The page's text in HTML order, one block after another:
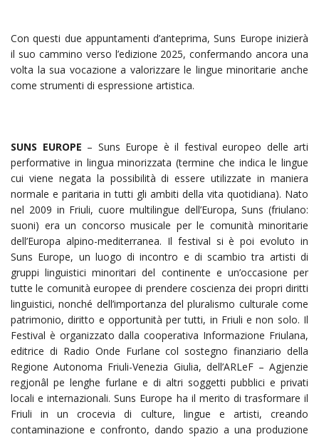
Con questi due appuntamenti d’anteprima, Suns Europe inizierà
il suo cammino verso l’edizione 2025, confermando ancora una
volta la sua vocazione a valorizzare le lingue minoritarie anche
come strumenti di espressione artistica.
SUNS EUROPE – Suns Europe è il festival europeo delle arti
performative in lingua minorizzata (termine che indica le lingue
cui viene negata la possibilità di essere utilizzate in maniera
normale e paritaria in tutti gli ambiti della vita quotidiana). Nato
nel 2009 in Friuli, cuore multilingue dell’Europa, Suns (friulano:
suoni) era un concorso musicale per le comunità minoritarie
dell’Europa alpino-mediterranea. Il festival si è poi evoluto in
Suns Europe, un luogo di incontro e di scambio tra artisti di
gruppi linguistici minoritari del continente e un’occasione per
tutte le comunità europee di prendere coscienza dei propri diritti
linguistici, nonché dell’importanza del pluralismo culturale come
patrimonio, diritto e opportunità per tutti, in Friuli e non solo. Il
Festival è organizzato dalla cooperativa Informazione Friulana,
editrice di Radio Onde Furlane col sostegno finanziario della
Regione Autonoma Friuli-Venezia Giulia, dell’ARLeF – Agjenzie
regjonâl pe lenghe furlane e di altri soggetti pubblici e privati
locali e internazionali. Suns Europe ha il merito di trasformare il
Friuli in un crocevia di culture, lingue e artisti, creando
contaminazione e confronto, dando spazio a una produzione